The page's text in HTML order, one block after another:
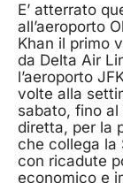
E’ atterrato
all’aeroporto
Khan il primo
da Delta Air
l’aeroporto
volte alla
sabato, fino
diretta, per la
che collega la
con ricadute
economico e